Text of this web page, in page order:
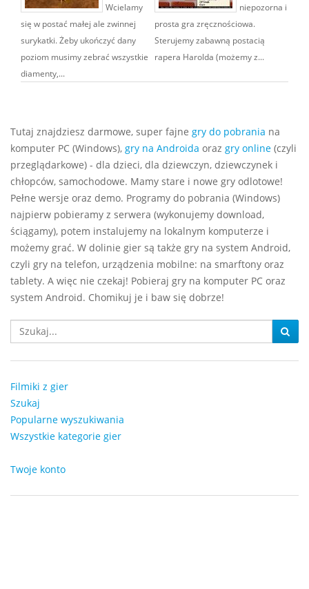
Wcielamy
się w postać małej ale zwinnej
surykatki. Żeby ukończyć dany
poziom musimy zebrać wszystkie
diamenty,...
niepozorna i
prosta gra zręcznościowa.
Sterujemy zabawną postacią
rapera Harolda (możemy z...
Tutaj znajdziesz darmowe, super fajne gry do pobrania na
komputer PC (Windows), gry na Androida oraz gry online (czyli
przeglądarkowe) - dla dzieci, dla dziewczyn, dziewczynek i
chłopców, samochodowe. Mamy stare i nowe gry odlotowe!
Pełne wersje oraz demo. Programy do pobrania (Windows)
najpierw pobieramy z serwera (wykonujemy download,
ściągamy), potem instalujemy na lokalnym komputerze i
możemy grać. W dolinie gier są także gry na system Android,
czyli gry na telefon, urządzenia mobilne: na smarftony oraz
tablety. A więc nie czekaj! Pobieraj gry na komputer PC oraz
system Android. Chomikuj je i baw się dobrze!
Filmiki z gier
Szukaj
Popularne wyszukiwania
Wszystkie kategorie gier
Twoje konto